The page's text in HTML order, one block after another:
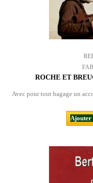
ROCHE ET
Avec pour tout bagage un
Ajouter